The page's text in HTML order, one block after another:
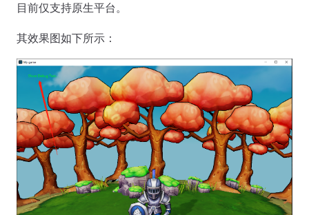
目前仅支持原生平台。
其效果图如下所示：